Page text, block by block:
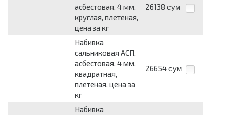
асбестовая, 4 мм,
круглая, плетеная,
цена за кг
26138 сум
Набивка
сальниковая АСП,
асбестовая, 4 мм,
квадратная,
плетеная, цена за
кг
26654 сум
Набивка